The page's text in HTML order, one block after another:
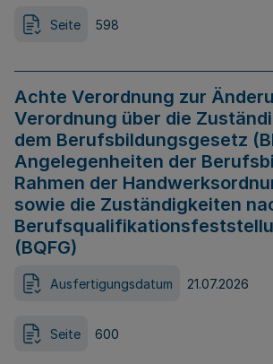
Seite 598
Achte Verordnung zur
Verordnung über die
dem Berufsbildungsgesetz
Angelegenheiten der
Rahmen der
sowie die Zuständigkeiten
(BQFG)
Ausfertigungsdatum 21.07.2026
Seite 600